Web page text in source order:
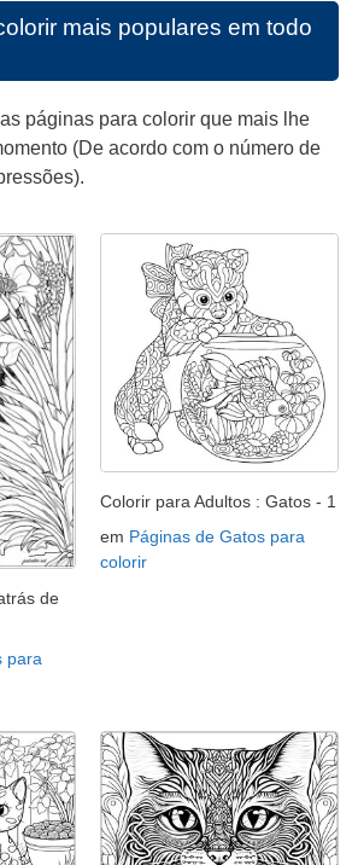
mais populares em todo
páginas para colorir que mais lhe
(De acordo com o número de
de
para
Colorir para Adultos : Gatos - 1
em Páginas de Gatos para
colorir